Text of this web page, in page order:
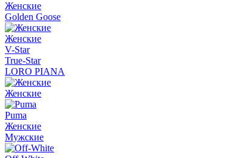
Женские
Golden Goose
Женские
V-Star
True-Star
LORO PIANA
Женские
Puma
Женские
Мужские